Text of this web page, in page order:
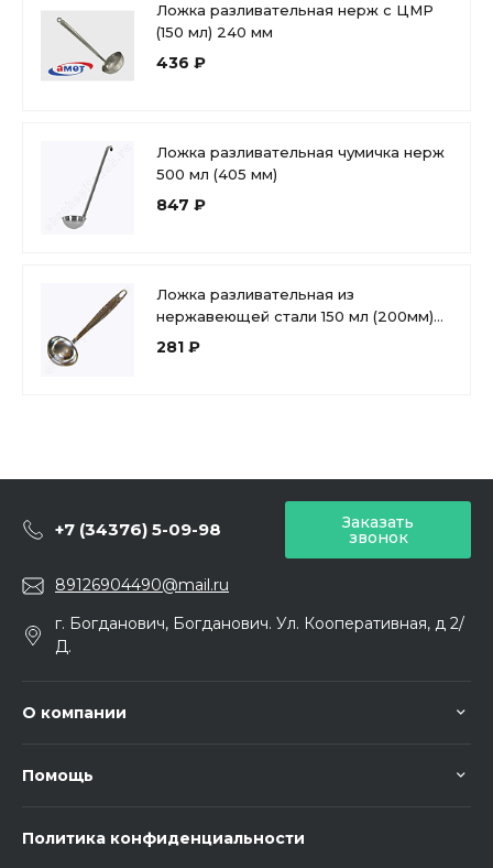
Ложка разливательная нерж с ЦМР
(150 мл) 240 мм
436 ₽
Ложка разливательная чумичка нерж
500 мл (405 мм)
847 ₽
Ложка разливательная из
нержавеющей стали 150 мл (200мм)
1с2250
281 ₽
+7 (34376) 5-09-98 Заказать
звонок
89126904490@mail.ru
г. Богданович, Богданович. Ул. Кооперативная, д 2/
Д.
О компании
Помощь
Политика конфиденциальности